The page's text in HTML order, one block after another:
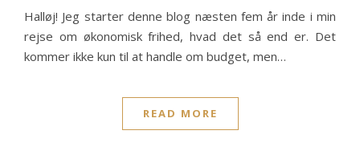
Halløj! Jeg starter denne blog næsten fem år inde i min
rejse om økonomisk frihed, hvad det så end er. Det
kommer ikke kun til at handle om budget, men…
READ MORE